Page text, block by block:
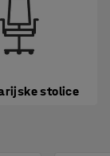
stolice